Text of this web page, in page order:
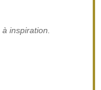
inspiration.